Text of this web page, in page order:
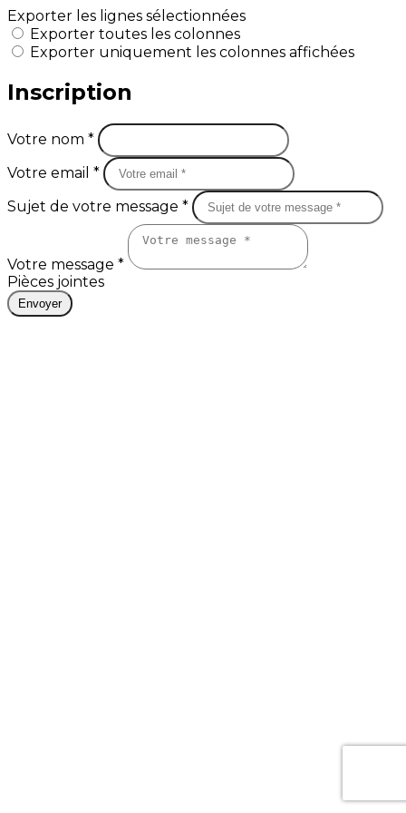
Exporter les lignes sélectionnées
Exporter toutes les colonnes
Exporter uniquement les colonnes affichées
Inscription
Votre nom *
Votre email *
Sujet de votre message *
Votre message *
Pièces jointes
Envoyer